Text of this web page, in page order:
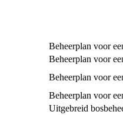
Beheerplan voor
Beheerplan voor
Beheerplan voor
Beheerplan voor
Uitgebreid